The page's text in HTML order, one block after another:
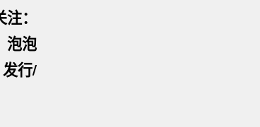
：
泡泡
行/